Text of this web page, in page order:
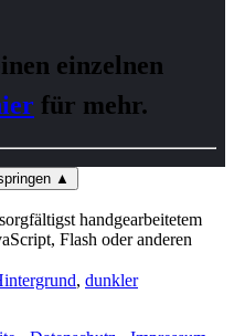
einzelnen
für mehr.
▲
handgearbeitetem
Flash oder anderen
, dunkler